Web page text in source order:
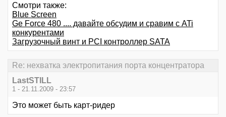
Смотри также:
Blue Screen
Ge Force 480 .... давайте обсудим и сравим с ATi
конкурентами
Загрузочный винт и PCI контроллер SATA
Re: нехватка электропитания порта концентратора
LastSTILL
1 - 21.11.2009 - 23:57
Это может быть карт-ридер